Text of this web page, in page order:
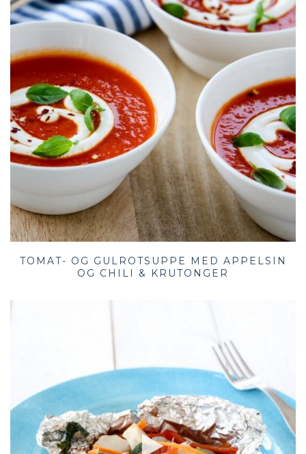
TOMAT- OG GULROTSUPPE MED APPELSIN
OG CHILI & KRUTONGER